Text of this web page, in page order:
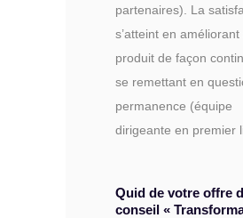
partenaires). La
s’atteint en améliorant
produit de façon
se remettant en
permanence (équipe
dirigeante en premier
Quid de votre offre
conseil «